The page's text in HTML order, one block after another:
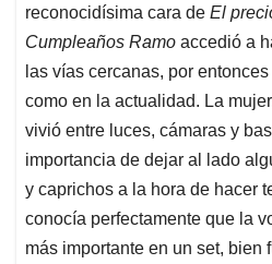
reconocidísima cara de El
Cumpleaños Ramo accedió a
las vías cercanas, por
como en la actualidad. La
vivió entre luces, cámaras y
importancia de dejar al lado
y caprichos a la hora de hacer
conocía perfectamente que la
más importante en un set, bien